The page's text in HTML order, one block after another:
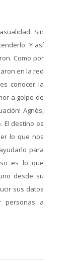
Sin
Y así
Como por
en la red
conocer la
a golpe de
Agnès,
El destino es
lo que nos
para
es lo que
desde su
sus datos
personas a